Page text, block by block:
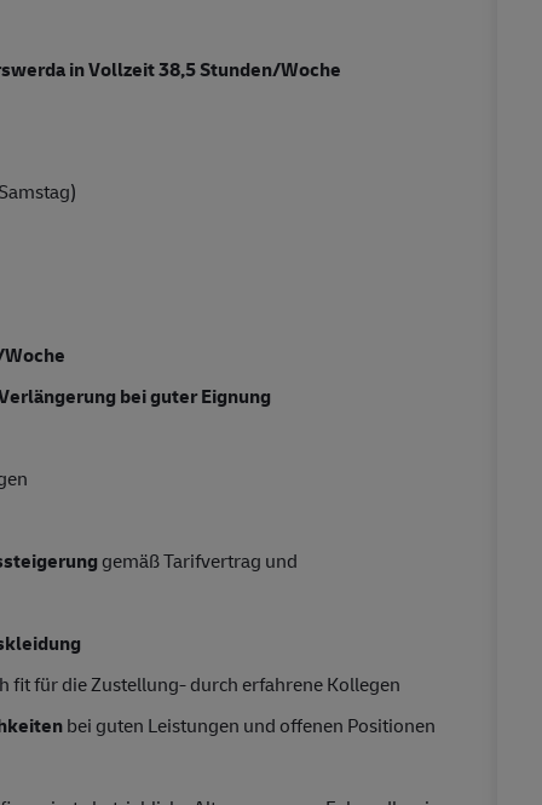
in Vollzeit 38,5 Stunden/Woche
bei guter Eignung
gemäß Tarifvertrag und
fit für die Zustellung- durch erfahrene Kollegen
bei guten Leistungen und offenen Positionen